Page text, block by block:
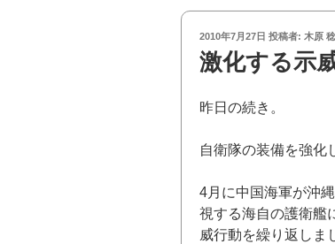
投
稿
日:
2010年7月27日 投稿者: 木原 稔
激化する示
昨日の続き。
自衛隊の装備を強化
4月に中国海軍が沖
視する海自の護衛艦
威行動を繰り返しま